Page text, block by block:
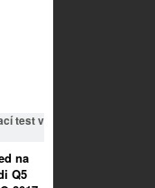
test v